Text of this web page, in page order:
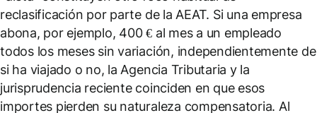
reclasificación por parte de la AEAT. Si una empresa
abona, por ejemplo, 400 € al mes a un empleado
todos los meses sin variación, independientemente de
si ha viajado o no, la Agencia Tributaria y la
jurisprudencia reciente coinciden en que esos
importes pierden su naturaleza compensatoria. Al